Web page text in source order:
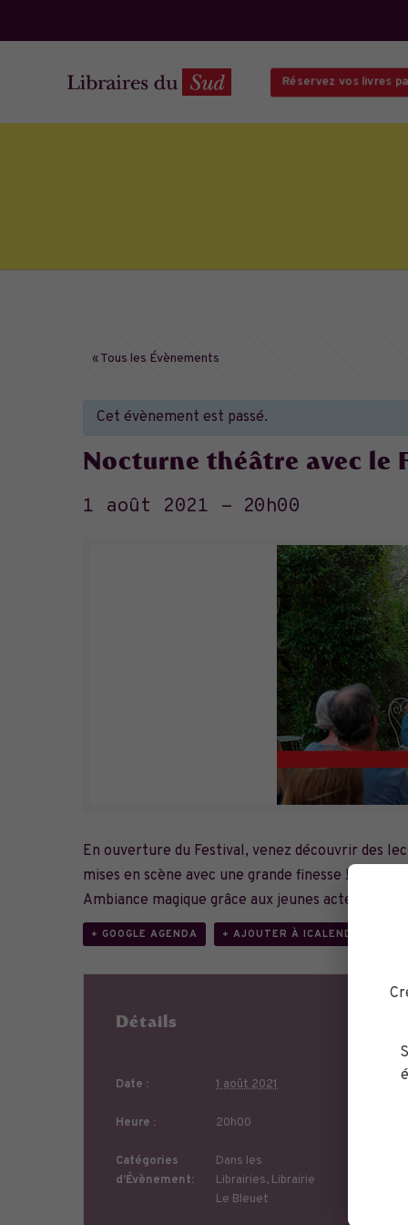
Réservez vos livres
« Tous les Évènements
Cet évènement est passé.
Nocturne théâtre avec le
1 août 2021 - 20h00
En ouverture du Festival, venez découvrir des
mises en scène avec une grande finesse !
Ambiance magique grâce aux jeunes acteurs du
+ GOOGLE AGENDA + AJOUTER À ICALENDAR
Détails
Date : 1 août 2021
Heure : 20h00
Catégories
d’Évènement:
Dans les
Librairies, Librairie
Le Bleuet